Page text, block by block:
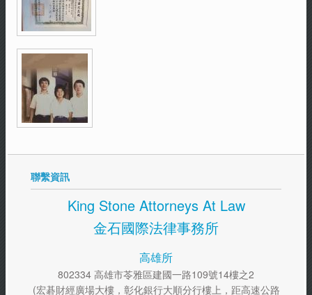
聯繫資訊
King Stone Attorneys At Law
金石國際法律事務所
高雄所
802334 高雄市苓雅區建國一路109號14樓之2
(宏碁財經廣場大樓，彰化銀行大順分行樓上，距高速公路